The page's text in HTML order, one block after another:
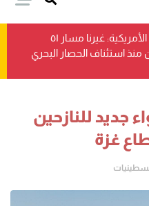
القيادة المركزية الأمريكية: غيرنا مسار ٥١
منذ استئناف الحصار البحري
جديد للنازحين
غزة